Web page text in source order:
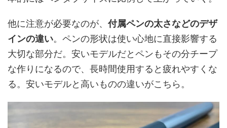
他に注意が必要なのが、付属ペンの太さなどのデザ
インの違い。ペンの形状は使い心地に直接影響する
大切な部分だ。安いモデルだとペンもその分チープ
な作りになるので、長時間使用すると疲れやすくな
る。安いモデルと高いものの違いがこちら。